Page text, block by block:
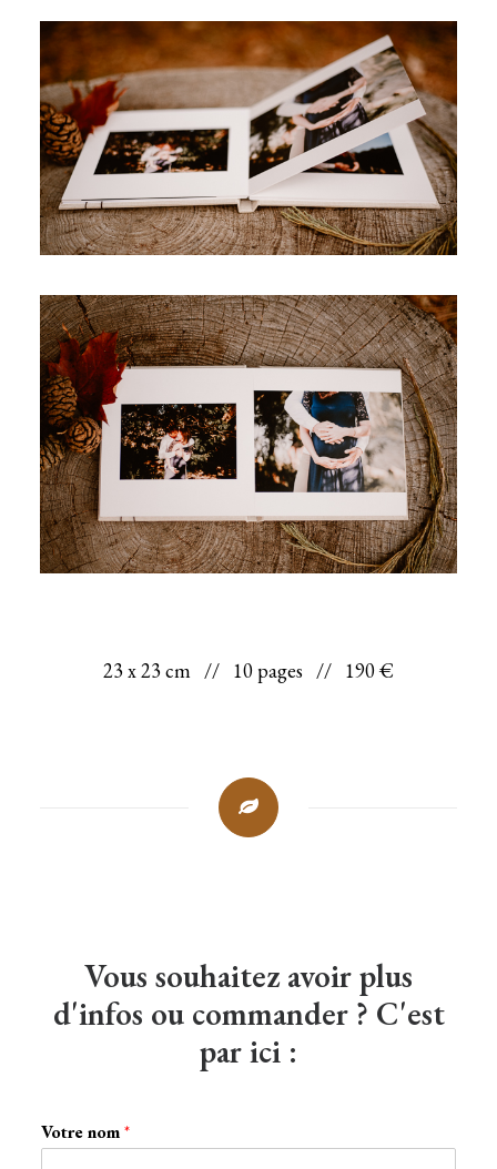
23 x 23 cm // 10 pages // 190 €
Vous souhaitez avoir plus
d'infos ou commander ? C'est
par ici :
Votre nom*